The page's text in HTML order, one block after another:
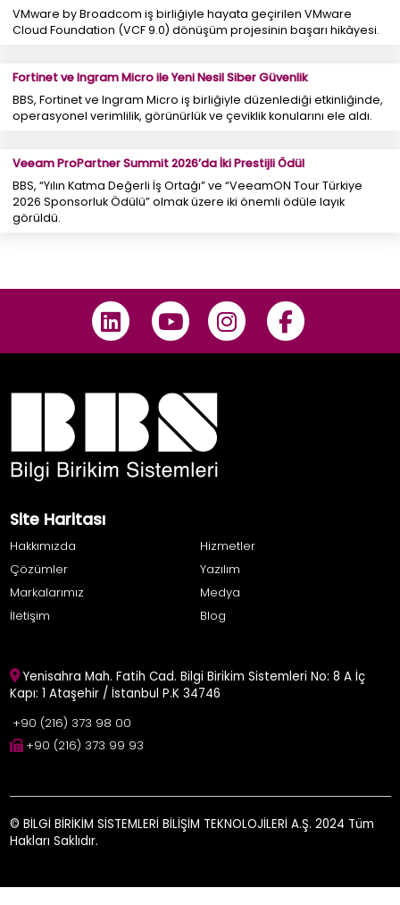
VMware by Broadcom iş birliğiyle hayata geçirilen VMware
Cloud Foundation (VCF 9.0) dönüşüm projesinin başarı hikâyesi.
Fortinet ve Ingram Micro ile Yeni Nesil Siber Güvenlik
BBS, Fortinet ve Ingram Micro iş birliğiyle düzenlediği etkinliğinde,
operasyonel verimlilik, görünürlük ve çeviklik konularını ele aldı.
Veeam ProPartner Summit 2026’da İki Prestijli Ödül
BBS, “Yılın Katma Değerli İş Ortağı” ve “VeeamON Tour Türkiye
2026 Sponsorluk Ödülü” olmak üzere iki önemli ödüle layık
görüldü.
Site Haritası
Hakkımızda
Hizmetler
Çözümler
Yazılım
Markalarımız
Medya
İletişim
Blog
Yenisahra Mah. Fatih Cad. Bilgi Birikim Sistemleri No: 8 A İç
Kapı: 1 Ataşehir / İstanbul P.K 34746
+90 (216) 373 98 00
+90 (216) 373 99 93
© BİLGİ BİRİKİM SİSTEMLERİ BİLİŞİM TEKNOLOJİLERİ A.Ş. 2024 Tüm
Hakları Saklıdır.